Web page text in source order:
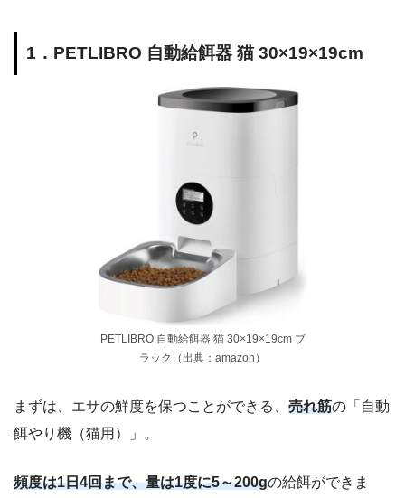
1．PETLIBRO 自動給餌器 猫 30×19×19cm
PETLIBRO 自動給餌器 猫 30×19×19cm ブ
ラック（出典：amazon）
まずは、エサの鮮度を保つことができる、 売れ筋の「自動
餌やり機（猫用）」。
頻度は1日4回まで、量は1度に5～200gの給餌ができま